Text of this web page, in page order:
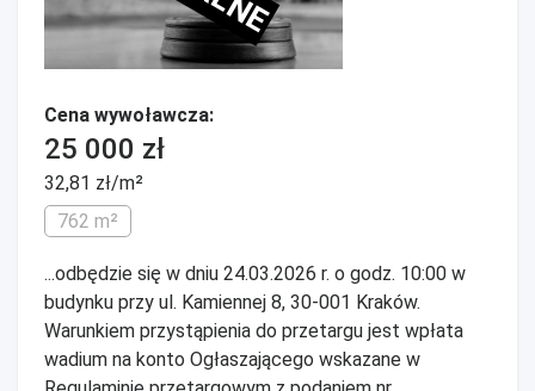
Cena wywoławcza:
25 000 zł
32,81 zł/m²
762 m²
...odbędzie się w dniu 24.03.2026 r. o godz. 10:00 w
budynku przy ul. Kamiennej 8, 30-001 Kraków.
Warunkiem przystąpienia do przetargu jest wpłata
wadium na konto Ogłaszającego wskazane w